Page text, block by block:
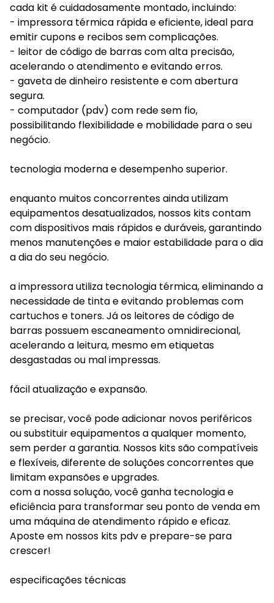
cada kit é cuidadosamente montado, incluindo:
- impressora térmica rápida e eficiente, ideal para
emitir cupons e recibos sem complicações.
- leitor de código de barras com alta precisão,
acelerando o atendimento e evitando erros.
- gaveta de dinheiro resistente e com abertura
segura.
- computador (pdv) com rede sem fio,
possibilitando flexibilidade e mobilidade para o seu
negócio.
tecnologia moderna e desempenho superior.
enquanto muitos concorrentes ainda utilizam
equipamentos desatualizados, nossos kits contam
com dispositivos mais rápidos e duráveis, garantindo
menos manutenções e maior estabilidade para o dia
a dia do seu negócio.
a impressora utiliza tecnologia térmica, eliminando a
necessidade de tinta e evitando problemas com
cartuchos e toners. Já os leitores de código de
barras possuem escaneamento omnidirecional,
acelerando a leitura, mesmo em etiquetas
desgastadas ou mal impressas.
fácil atualização e expansão.
se precisar, você pode adicionar novos periféricos
ou substituir equipamentos a qualquer momento,
sem perder a garantia. Nossos kits são compatíveis
e flexíveis, diferente de soluções concorrentes que
limitam expansões e upgrades.
com a nossa solução, você ganha tecnologia e
eficiência para transformar seu ponto de venda em
uma máquina de atendimento rápido e eficaz.
Aposte em nossos kits pdv e prepare-se para
crescer!
especificações técnicas